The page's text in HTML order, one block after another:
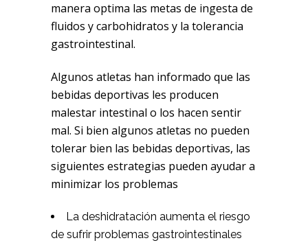
manera optima las metas de ingesta de
fluidos y carbohidratos y la tolerancia
gastrointestinal.
Algunos atletas han informado que las
bebidas deportivas les producen
malestar intestinal o los hacen sentir
mal. Si bien algunos atletas no pueden
tolerar bien las bebidas deportivas, las
siguientes estrategias pueden ayudar a
minimizar los problemas
La deshidratación aumenta el riesgo
de sufrir problemas gastrointestinales